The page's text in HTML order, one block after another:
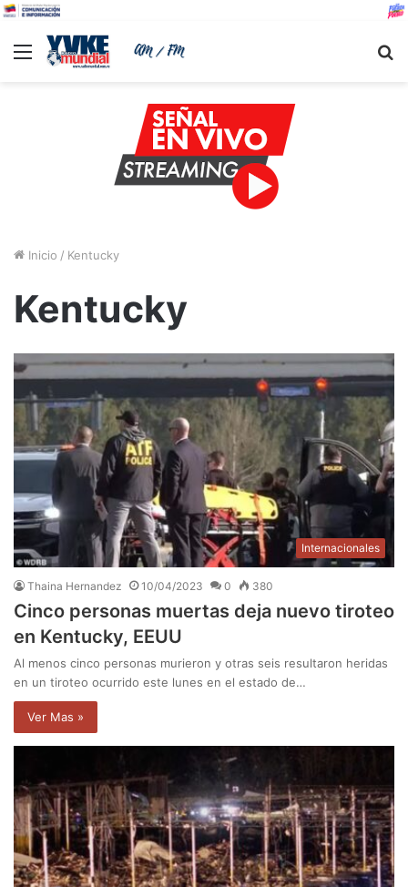
Menu
Inicio / Kentucky
Kentucky
Internacionales
Thaina Hernandez 10/04/2023 0 380
Cinco personas muertas deja nuevo tiroteo
en Kentucky, EEUU
Al menos cinco personas murieron y otras seis resultaron heridas
en un tiroteo ocurrido este lunes en el estado de…
Ver Mas »